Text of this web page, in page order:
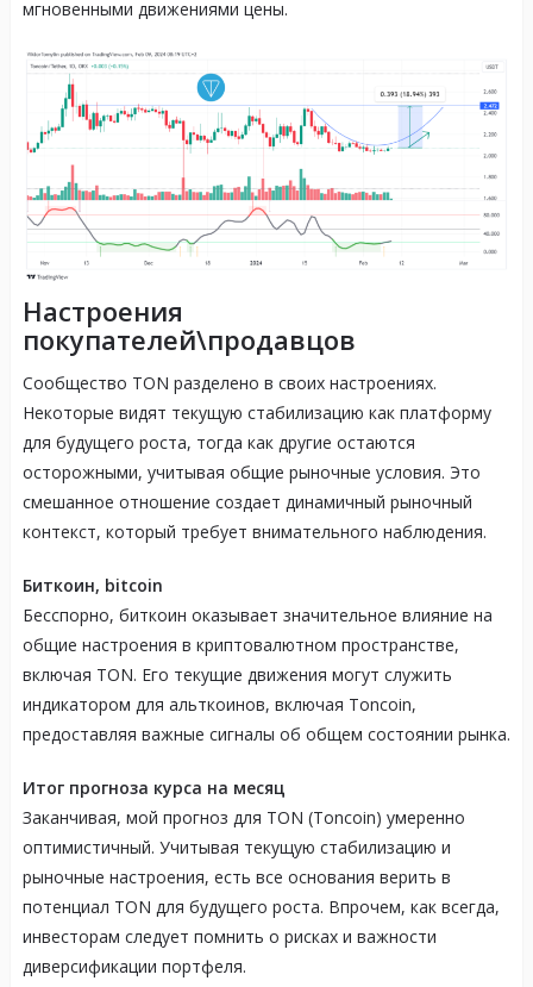
мгновенными движениями цены.
Настроения
покупателей\продавцов
Сообщество TON разделено в своих настроениях.
Некоторые видят текущую стабилизацию как платформу
для будущего роста, тогда как другие остаются
осторожными, учитывая общие рыночные условия. Это
смешанное отношение создает динамичный рыночный
контекст, который требует внимательного наблюдения.
Биткоин, bitcoin
Бесспорно, биткоин оказывает значительное влияние на
общие настроения в криптовалютном пространстве,
включая TON. Его текущие движения могут служить
индикатором для альткоинов, включая Toncoin,
предоставляя важные сигналы об общем состоянии рынка.
Итог прогноза курса на месяц
Заканчивая, мой прогноз для TON (Toncoin) умеренно
оптимистичный. Учитывая текущую стабилизацию и
рыночные настроения, есть все основания верить в
потенциал TON для будущего роста. Впрочем, как всегда,
инвесторам следует помнить о рисках и важности
диверсификации портфеля.